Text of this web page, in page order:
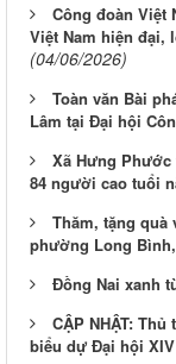
Công đoàn Việt
Việt Nam hiện đại,
(04/06/2026)
Toàn văn Bài
Lâm tại Đại hội
Xã Hưng
84 người cao tuổi
Thăm, tặng
phường Long
Đồng Nai xanh
CẬP NHẬT:
biểu dự Đại hội